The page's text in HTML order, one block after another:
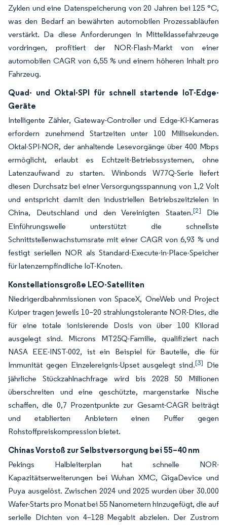
Zyklen und eine Datenspeicherung von 20 Jahren bei 125 °C,
was den Bedarf an bewährten automobilen Prozessabläufen
verstärkt. Da diese Anforderungen in Mittelklassefahrzeuge
vordringen, profitiert der NOR-Flash-Markt von einer
automobilen CAGR von 6,55 % und einem höheren Inhalt pro
Fahrzeug.
Quad- und Oktal-SPI für schnell startende IoT-Edge-
Geräte
Intelligente Zähler, Gateway-Controller und Edge-KI-Kameras
erfordern zunehmend Startzeiten unter 100 Millisekunden.
Oktal-SPI-NOR, der anhaltende Lesevorgänge über 400 Mbps
ermöglicht, erlaubt es Echtzeit-Betriebssystemen, ohne
Latenzaufwand zu starten. Winbonds W77Q-Serie liefert
diesen Durchsatz bei einer Versorgungsspannung von 1,2 Volt
und entspricht damit den industriellen Betriebszeitzielen in
China, Deutschland und den Vereinigten Staaten.[2] Die
Einführungswelle unterstützt die schnellste
Schnittstellenwachstumsrate mit einer CAGR von 6,93 % und
festigt seriellen NOR als Standard-Execute-in-Place-Speicher
für latenzempfindliche IoT-Knoten.
Konstellationsgroße LEO-Satelliten
Niedrigerdbahnmissionen von SpaceX, OneWeb und Project
Kuiper tragen jeweils 10–20 strahlungstolerante NOR-Dies, die
für eine totale ionisierende Dosis von über 100 Kilorad
ausgelegt sind. Microns MT25Q-Familie, qualifiziert nach
NASA EEE-INST-002, ist ein Beispiel für Bauteile, die für
Immunität gegen Einzelereignis-Upset ausgelegt sind.[3] Die
jährliche Stückzahlnachfrage wird bis 2028 50 Millionen
überschreiten und eine geschützte, margenstarke Nische
schaffen, die 0,7 Prozentpunkte zur Gesamt-CAGR beiträgt
und etablierten Anbietern einen Puffer gegen
Rohstoffpreiskompression bietet.
Chinas Vorstoß zur Selbstversorgung bei 55–40 nm
Pekings Halbleiterplan hat schnelle NOR-
Kapazitätserweiterungen bei Wuhan XMC, GigaDevice und
Puya ausgelöst. Zwischen 2024 und 2025 wurden über 30.000
Wafer-Starts pro Monat bei 55 Nanometern hinzugefügt, die auf
serielle Dichten von 4–128 Megabit abzielen. Der Zustrom